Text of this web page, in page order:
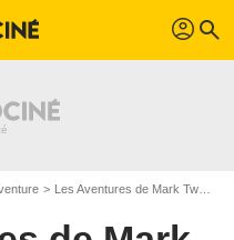
profil search
Les Aventures de Mark Twain